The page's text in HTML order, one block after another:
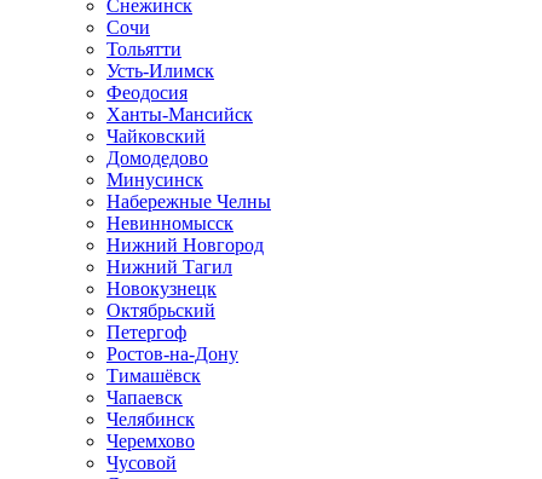
Снежинск
Сочи
Тольятти
Усть-Илимск
Феодосия
Ханты-Мансийск
Чайковский
Домодедово
Минусинск
Набережные Челны
Невинномысск
Нижний Новгород
Нижний Тагил
Новокузнецк
Октябрьский
Петергоф
Ростов-на-Дону
Тимашёвск
Чапаевск
Челябинск
Черемхово
Чусовой